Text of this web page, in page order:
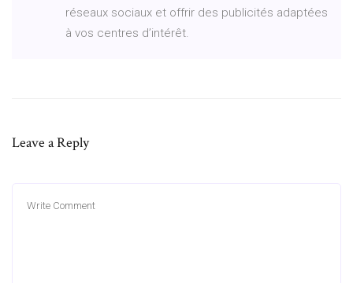
réseaux sociaux et offrir des publicités adaptées
à vos centres d’intérêt.
Leave a Reply